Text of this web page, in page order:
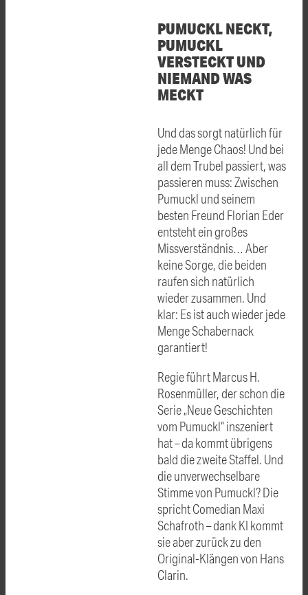
PUMUCKL NECKT,
PUMUCKL
VERSTECKT UND
NIEMAND WAS
MECKT
Und das sorgt natürlich für
jede Menge Chaos! Und bei
all dem Trubel passiert, was
passieren muss: Zwischen
Pumuckl und seinem
besten Freund Florian Eder
entsteht ein großes
Missverständnis… Aber
keine Sorge, die beiden
raufen sich natürlich
wieder zusammen. Und
klar: Es ist auch wieder jede
Menge Schabernack
garantiert!
Regie führt Marcus H.
Rosenmüller, der schon die
Serie „Neue Geschichten
vom Pumuckl“ inszeniert
hat – da kommt übrigens
bald die zweite Staffel. Und
die unverwechselbare
Stimme von Pumuckl? Die
spricht Comedian Maxi
Schafroth – dank KI kommt
sie aber zurück zu den
Original-Klängen von Hans
Clarin.